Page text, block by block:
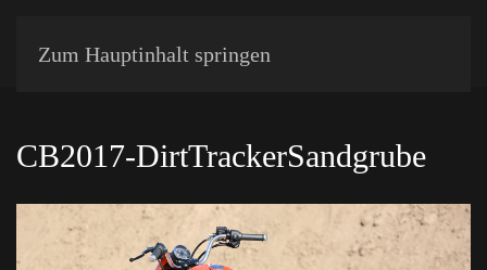
Zum Hauptinhalt springen
CB2017-DirtTrackerSandgrube